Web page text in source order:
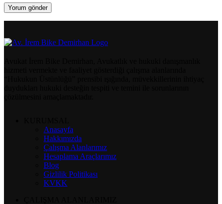
Anasayfa
Hakkımızda
Çalışma Alanlarımız
Hesaplama Araçlarımız
Blog
Gizlilik Politikası
KVKK